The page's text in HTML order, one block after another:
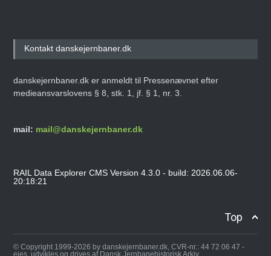
Kontakt danskejernbaner.dk
danskejernbaner.dk er anmeldt til Pressenævnet efter
medieansvarslovens § 8, stk. 1, jf. § 1, nr. 3.
mail: mail@danskejernbaner.dk
RAIL Data Explorer CMS Version 4.3.0 - build: 2026.06.06-
20:18:21
Top
© Copyright 1999-2026 by danskejernbaner.dk, CVR-nr.: 44 72 06 47 -